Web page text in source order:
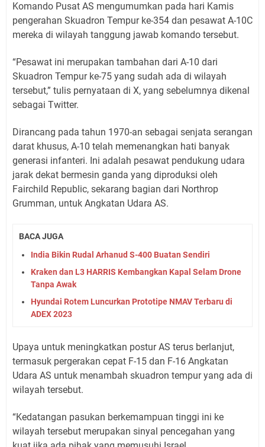
Komando Pusat AS mengumumkan pada hari Kamis
pengerahan Skuadron Tempur ke-354 dan pesawat A-10C
mereka di wilayah tanggung jawab komando tersebut.
“Pesawat ini merupakan tambahan dari A-10 dari
Skuadron Tempur ke-75 yang sudah ada di wilayah
tersebut,” tulis pernyataan di X, yang sebelumnya dikenal
sebagai Twitter.
Dirancang pada tahun 1970-an sebagai senjata serangan
darat khusus, A-10 telah memenangkan hati banyak
generasi infanteri. Ini adalah pesawat pendukung udara
jarak dekat bermesin ganda yang diproduksi oleh
Fairchild Republic, sekarang bagian dari Northrop
Grumman, untuk Angkatan Udara AS.
BACA JUGA
India Bikin Rudal Arhanud S-400 Buatan Sendiri
Kraken dan L3 HARRIS Kembangkan Kapal Selam Drone
Tanpa Awak
Hyundai Rotem Luncurkan Prototipe NMAV Terbaru di
ADEX 2023
Upaya untuk meningkatkan postur AS terus berlanjut,
termasuk pergerakan cepat F-15 dan F-16 Angkatan
Udara AS untuk menambah skuadron tempur yang ada di
wilayah tersebut.
“Kedatangan pasukan berkemampuan tinggi ini ke
wilayah tersebut merupakan sinyal pencegahan yang